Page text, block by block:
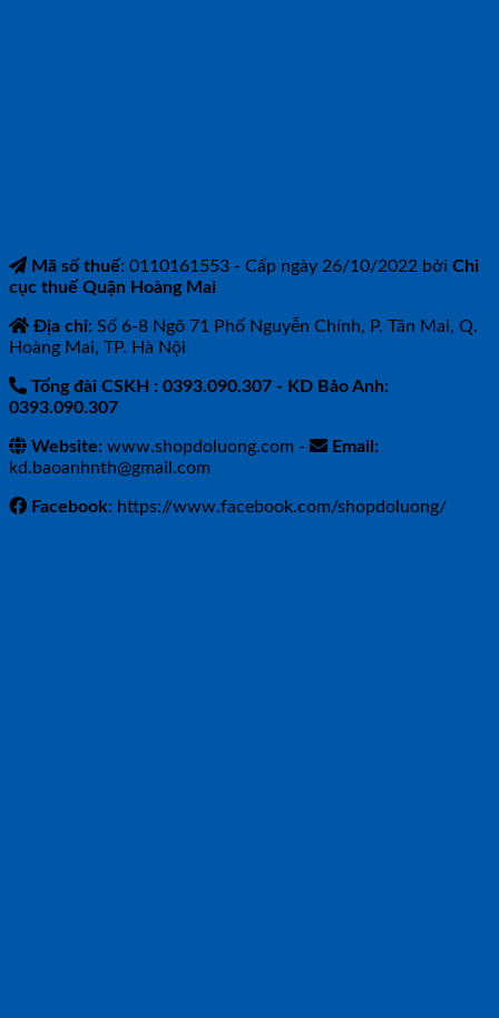
Mã số thuế: 0110161553 - Cấp ngày 26/10/2022 bởi Chi
cục thuế Quận Hoàng Mai
Địa chỉ: Số 6-8 Ngõ 71 Phố Nguyễn Chính, P. Tân Mai, Q.
Hoàng Mai, TP. Hà Nội
Tổng đài CSKH : 0393.090.307 - KD Bảo Anh:
0393.090.307
Website: www.shopdoluong.com -
Email:
kd.baoanhnth@gmail.com
Facebook: https://www.facebook.com/shopdoluong/